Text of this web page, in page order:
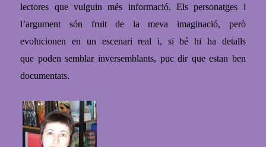
lectores que vulguin més informació. Els personatges i
l’argument són fruit de la meva imaginació, però
evolucionen en un escenari real i, si bé hi ha detalls
que poden semblar inversemblants, puc dir que estan ben
documentats.